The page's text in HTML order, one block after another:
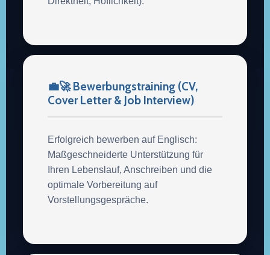
💼🚀 Bewerbungstraining (CV,
Cover Letter & Job Interview)
Erfolgreich bewerben auf Englisch:
Maßgeschneiderte Unterstützung für
Ihren Lebenslauf, Anschreiben und die
optimale Vorbereitung auf
Vorstellungsgespräche.